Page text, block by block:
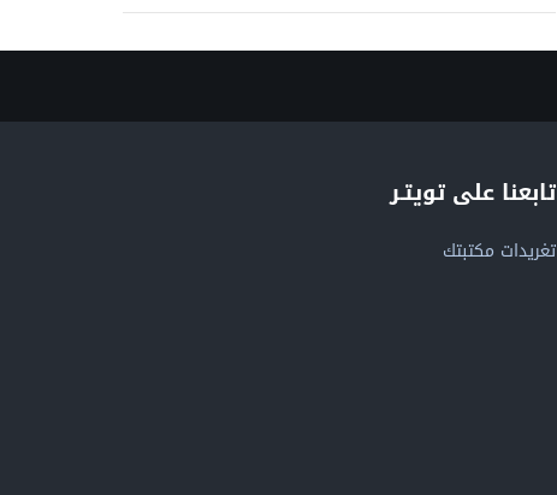
تابعنا على تويتـر
تغريدات مكتبتك